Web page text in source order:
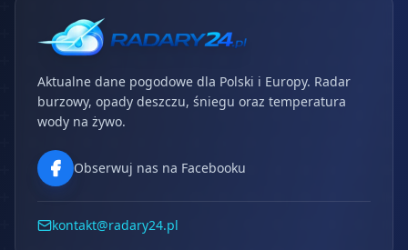
Aktualne dane pogodowe dla Polski i Europy. Radar
burzowy, opady deszczu, śniegu oraz temperatura
wody na żywo.
Obserwuj nas na Facebooku
kontakt@radary24.pl